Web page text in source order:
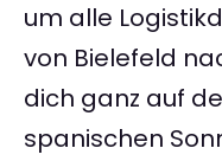
um alle
von Bielefeld
dich ganz auf
spanischen